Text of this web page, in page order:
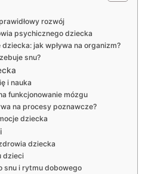
rozwój
psychicznego dziecka
jak wpływa na organizm?
snu?
i nauka
funkcjonowanie mózgu
na procesy poznawcze?
dziecka
dziecka
dzieci
snu i rytmu dobowego